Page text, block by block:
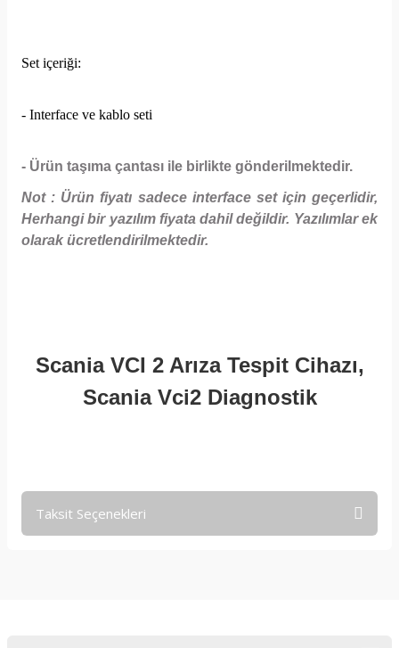
Set içeriği:
- Interface ve kablo seti
- Ürün taşıma çantası ile birlikte gönderilmektedir.
Not : Ürün fiyatı sadece interface set için geçerlidir,
Herhangi bir yazılım fiyata dahil değildir. Yazılımlar ek
olarak ücretlendirilmektedir.
Scania VCI 2 Arıza Tespit Cihazı,
Scania Vci2 Diagnostik
Taksit Seçenekleri